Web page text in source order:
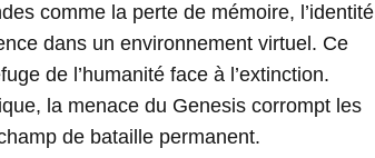
comme la perte de mémoire, l’identité
dans un environnement virtuel. Ce
de l’humanité face à l’extinction.
la menace du Genesis corrompt les
de bataille permanent.